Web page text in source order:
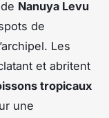
Nanuya Levu
de
Les
et abritent
tropicaux
une